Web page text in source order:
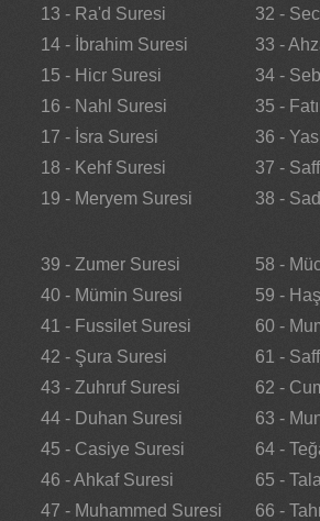
13 - Ra'd Suresi
14 - İbrahim Suresi
15 - Hicr Suresi
16 - Nahl Suresi
17 - İsra Suresi
18 - Kehf Suresi
19 - Meryem Suresi
32 -
33 -
34 -
35 -
36 -
37 -
38 -
39 - Zumer Suresi
40 - Mümin Suresi
41 - Fussilet Suresi
42 - Şura Suresi
43 - Zuhruf Suresi
44 - Duhan Suresi
45 - Casiye Suresi
46 - Ahkaf Suresi
47 - Muhammed Suresi
58 -
59 -
60 -
61 -
62 -
63 -
64 -
65 -
66 -